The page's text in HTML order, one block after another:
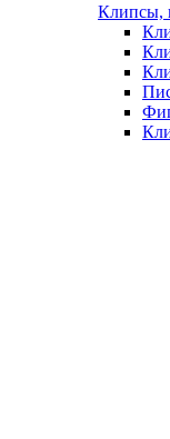
Клипсы,